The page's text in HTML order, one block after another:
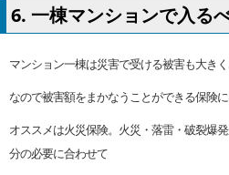
6. 一棟マンションで入る
マンション一棟は災害で受ける被害も大きく
なので被害額をまかなうことができる保険
オススメは火災保険。火災・落雷・破裂爆
分の必要に合わせて